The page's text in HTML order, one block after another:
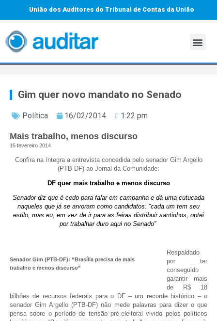
União dos Auditores do Tribunal de Contas da União
Gim quer novo mandato no Senado
Política 16/02/2014 1:22 pm
Mais trabalho, menos discurso
15 fevereiro 2014
Confira na íntegra a entrevista concedida pelo senador Gim Argello
(PTB-DF) ao Jornal da Comunidade:
DF quer mais trabalho e menos discurso
Senador diz que é cedo para falar em campanha e dá uma cutucada
naqueles que já se arvoram como candidatos: “cada um tem seu
estilo, mas eu, em vez de ir para as feiras distribuir santinhos, optei
por trabalhar duro aqui no Senado”
Senador Gim (PTB-DF): “Brasília precisa de mais
trabalho e menos discurso”
Respaldado
por ter
conseguido
garantir mais
de R$ 18
bilhões de recursos federais para o DF – um recorde histórico – o
senador Gim Argello (PTB-DF) não mede palavras para dizer o que
pensa sobre o período de tensão pré-eleitoral vivido pelos políticos